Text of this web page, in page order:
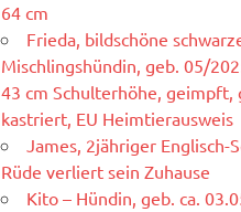
64 cm
Frieda, bildschöne
Mischlingshündin, geb. 05/
43 cm Schulterhöhe, geimpft,
kastriert, EU Heimtierausweis
James, 2jähriger Englisch-
Rüde verliert sein Zuhause
Kito – Hündin, geb. ca.